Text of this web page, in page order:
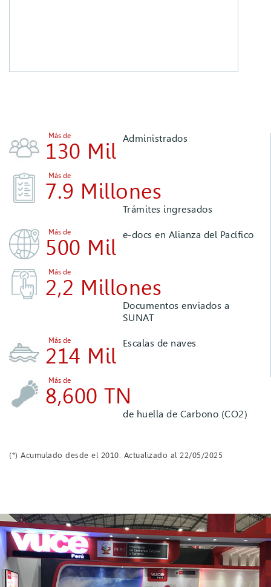
Más de
130 Mil
Administrados
Más de
7.9 Millones
Trámites ingresados
Más de
500 Mil
e-docs en Alianza del Pacífico
Más de
2,2 Millones
Documentos enviados a
SUNAT
Más de
214 Mil
Escalas de naves
Más de
8,600 TN
de huella de Carbono (CO2)
(*) Acumulado desde el 2010. Actualizado al 22/05/2025